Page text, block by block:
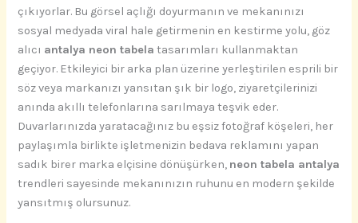
çıkıyorlar. Bu görsel açlığı doyurmanın ve mekanınızı
sosyal medyada viral hale getirmenin en kestirme yolu, göz
alıcı antalya neon tabela tasarımları kullanmaktan
geçiyor. Etkileyici bir arka plan üzerine yerleştirilen esprili bir
söz veya markanızı yansıtan şık bir logo, ziyaretçilerinizi
anında akıllı telefonlarına sarılmaya teşvik eder.
Duvarlarınızda yaratacağınız bu eşsiz fotoğraf köşeleri, her
paylaşımla birlikte işletmenizin bedava reklamını yapan
sadık birer marka elçisine dönüşürken, neon tabela antalya
trendleri sayesinde mekanınızın ruhunu en modern şekilde
yansıtmış olursunuz.